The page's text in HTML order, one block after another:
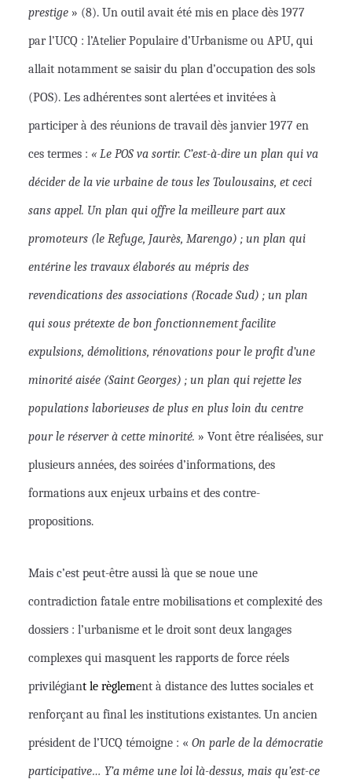
prestige » (8). Un outil avait été mis en place dès 1977
par l’UCQ : l’Atelier Populaire d’Urbanisme ou APU, qui
allait notamment se saisir du plan d’occupation des sols
(POS). Les adhérent·es sont alerté·es et invité·es à
participer à des réunions de travail dès janvier 1977 en
ces termes : « Le POS va sortir. C’est-à-dire un plan qui va
décider de la vie urbaine de tous les Toulousains, et ceci
sans appel. Un plan qui offre la meilleure part aux
promoteurs (le Refuge, Jaurès, Marengo) ; un plan qui
entérine les travaux élaborés au mépris des
revendications des associations (Rocade Sud) ; un plan
qui sous prétexte de bon fonctionnement facilite
expulsions, démolitions, rénovations pour le profit d’une
minorité aisée (Saint Georges) ; un plan qui rejette les
populations laborieuses de plus en plus loin du centre
pour le réserver à cette minorité. » Vont être réalisées, sur
plusieurs années, des soirées d’informations, des
formations aux enjeux urbains et des contre-
propositions.
Mais c’est peut-être aussi là que se noue une
contradiction fatale entre mobilisations et complexité des
dossiers : l’urbanisme et le droit sont deux langages
complexes qui masquent les rapports de force réels
privilégiant le règlement à distance des luttes sociales et
renforçant au final les institutions existantes. Un ancien
président de l’UCQ témoigne : « On parle de la démocratie
participative… Y’a même une loi là-dessus, mais qu’est-ce